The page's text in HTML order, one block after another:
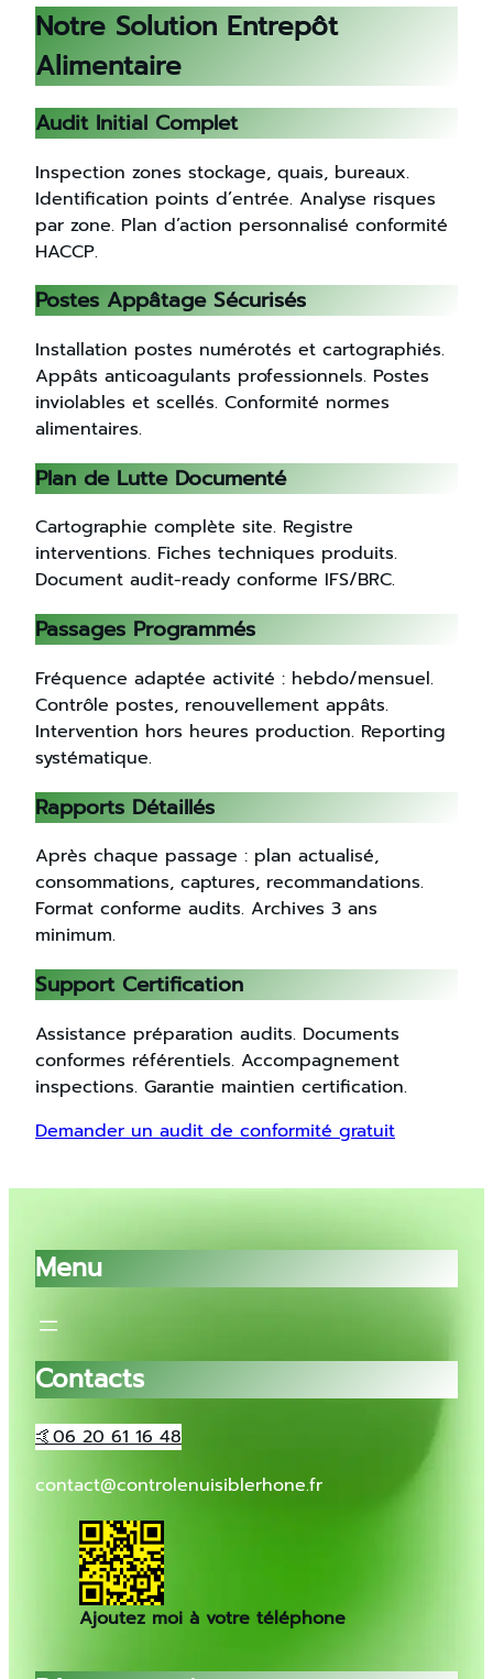
Notre Solution Entrepôt
Alimentaire
Audit Initial Complet
Inspection zones stockage, quais, bureaux.
Identification points d’entrée. Analyse risques
par zone. Plan d’action personnalisé conformité
HACCP.
Postes Appâtage Sécurisés
Installation postes numérotés et cartographiés.
Appâts anticoagulants professionnels. Postes
inviolables et scellés. Conformité normes
alimentaires.
Plan de Lutte Documenté
Cartographie complète site. Registre
interventions. Fiches techniques produits.
Document audit-ready conforme IFS/BRC.
Passages Programmés
Fréquence adaptée activité : hebdo/mensuel.
Contrôle postes, renouvellement appâts.
Intervention hors heures production. Reporting
systématique.
Rapports Détaillés
Après chaque passage : plan actualisé,
consommations, captures, recommandations.
Format conforme audits. Archives 3 ans
minimum.
Support Certification
Assistance préparation audits. Documents
conformes référentiels. Accompagnement
inspections. Garantie maintien certification.
Demander un audit de conformité gratuit
Menu
Contacts
🤙06 20 61 16 48
contact@controlenuisiblerhone.fr
Ajoutez moi à votre téléphone